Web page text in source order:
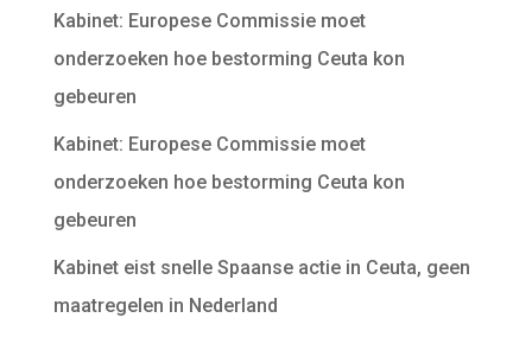
Kabinet: Europese Commissie moet
onderzoeken hoe bestorming Ceuta kon
gebeuren
Kabinet: Europese Commissie moet
onderzoeken hoe bestorming Ceuta kon
gebeuren
Kabinet eist snelle Spaanse actie in Ceuta, geen
maatregelen in Nederland